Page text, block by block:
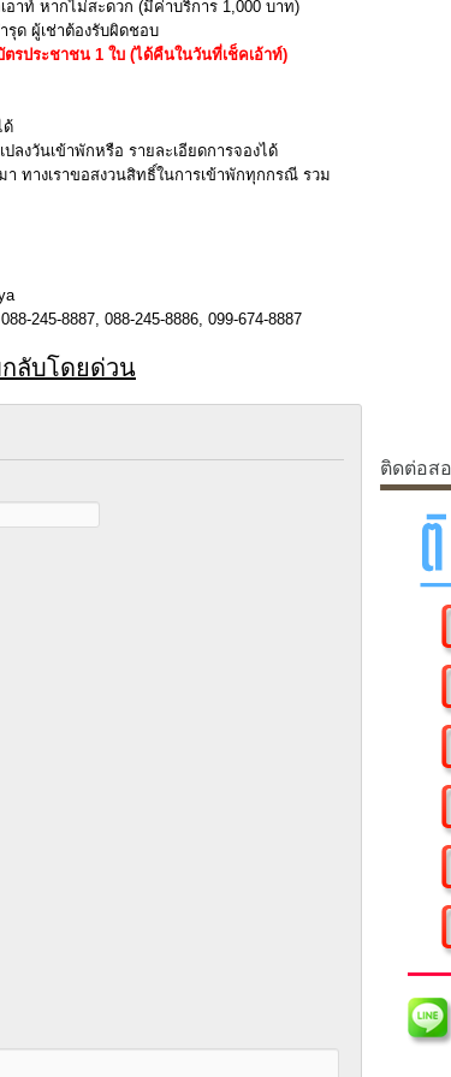
าท์ หากไม่สะดวก (มีค่าบริการ 1,000 บาท)
ด ผู้เช่าต้องรับผิดชอบ
รประชาชน 1 ใบ (ได้คืนในวันที่เช็คเอ้าท์)
ด้
ลงวันเข้าพักหรือ รายละเอียดการจองได้
ทางเราขอสงวนสิทธิ์ในการเข้าพักทุกกรณี รวม
245-8887, 088-245-8886, 099-674-8887
ลับโดยด่วน
ติดต่อส